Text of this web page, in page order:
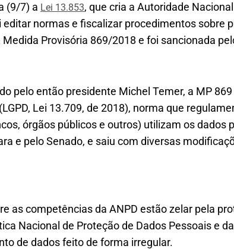
(9/7) a Lei 13.853, que cria a Autoridade
editar normas e fiscalizar procedimentos sobre
Provisória 869/2018 e foi sancionada
pelo então presidente Michel Temer, a MP
Lei 13.709, de 2018), norma que
órgãos públicos e outros) utilizam os dados
e pelo Senado, e saiu com diversas
as competências da ANPD estão zelar pela
Nacional de Proteção de Dados Pessoais e
de dados feito de forma irregular.